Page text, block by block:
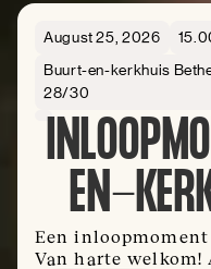
August 25, 2026
Buurt-en-kerkhuis
28/30
EN-
Een
Van harte welkom!